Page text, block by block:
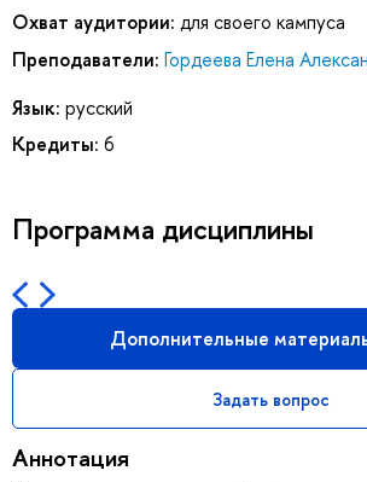
Охват аудитории: для своего кампуса
Преподаватели: Гордеева Елена
Язык: русский
Кредиты: 6
Программа дисциплины
Дополнительные
Задать вопрос
Аннотация